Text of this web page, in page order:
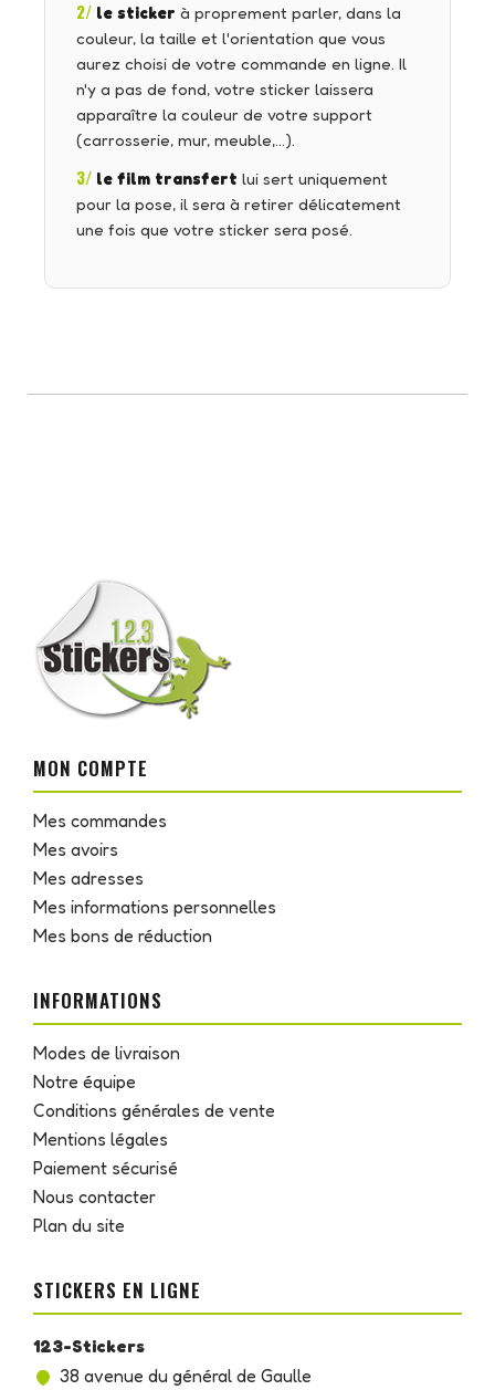
2/ le sticker à proprement parler, dans la
couleur, la taille et l'orientation que vous
aurez choisi de votre commande en ligne. Il
n'y a pas de fond, votre sticker laissera
apparaître la couleur de votre support
(carrosserie, mur, meuble,…).
3/ le film transfert lui sert uniquement
pour la pose, il sera à retirer délicatement
une fois que votre sticker sera posé.
MON COMPTE
Mes commandes
Mes avoirs
Mes adresses
Mes informations personnelles
Mes bons de réduction
INFORMATIONS
Modes de livraison
Notre équipe
Conditions générales de vente
Mentions légales
Paiement sécurisé
Nous contacter
Plan du site
STICKERS EN LIGNE
123-Stickers
38 avenue du général de Gaulle